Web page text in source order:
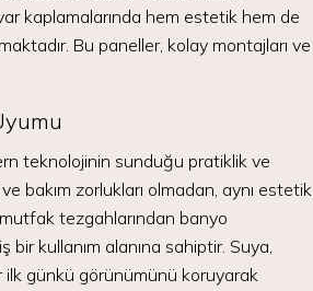
kaplamalarında hem estetik hem de
Bu paneller, kolay montajları ve
teknolojinin sunduğu pratiklik ve
bakım zorlukları olmadan, aynı estetik
tezgahlarından banyo
kullanım alanına sahiptir. Suya,
ilk günkü görünümünü koruyarak